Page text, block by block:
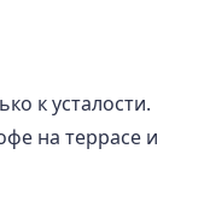
к усталости.
на террасе и